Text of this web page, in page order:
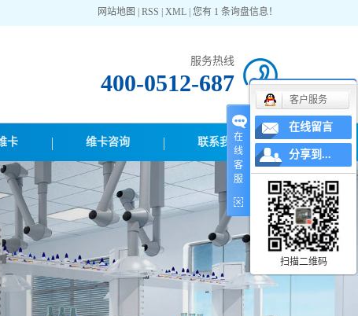
网站地图 RSS XML 您有 1 条询盘信息！
服务热线
400-0512-687
卡 维卡咨询 联系我们
在
线
客
服
客户服务
在线留言
分享到...
扫描二维码